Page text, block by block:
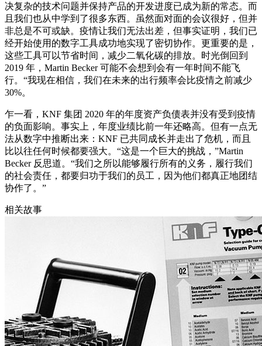
决复杂的技术问题并保持产品的开发进度已成为新的常态。而
且我们也从中学到了很多东西。虽然面对面的会议很好，但并
非总是不可或缺。疫情让我们无法出差，但事实证明，我们已
经开始使用的数字工具成功地实现了密切协作。更重要的是，
这些工具可以节省时间，减少二氧化碳的排放。时光倒回到
2019 年，Martin Becker 可能不会想到会有一年时间不能飞
行。“我现在相信，我们在未来的出行频率会比疫情之前减少
30%。
乍一看，KNF 集团 2020 年的年度资产负债表并没有受到疫情
的负面影响。事实上，年度业绩比前一年还略高。但有一点无
法从数字中推断出来：KNF 已共同成长并走出了危机，而且
比以往任何时候都要强大。“这是一个巨大的挑战，”Martin
Becker 反思道。“我们之所以能够履行所有的义务，履行我们
的社会责任，都要归功于我们的员工，因为他们都真正地团结
协作了。”
相关故事